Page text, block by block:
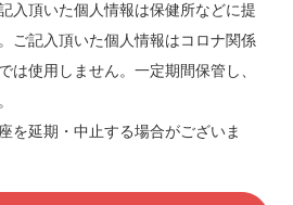
入頂いた個人情報は保健所などに提
ご記入頂いた個人情報はコロナ関係
は使用しません。一定期間保管し、
を延期・中止する場合がございま